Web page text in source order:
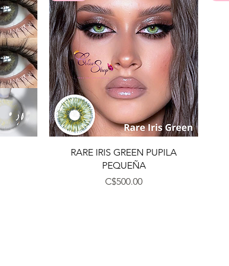
Vista rápida
RARE IRIS GREEN PUPILA
PEQUEÑA
Precio
C$500.00